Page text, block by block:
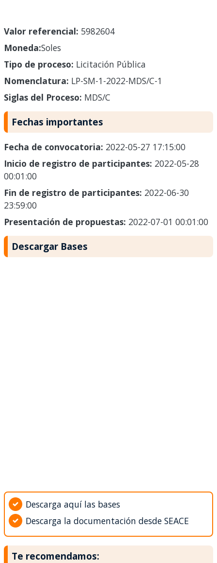
Valor referencial: 5982604
Moneda:Soles
Tipo de proceso: Licitación Pública
Nomenclatura: LP-SM-1-2022-MDS/C-1
Siglas del Proceso: MDS/C
Fechas importantes
Fecha de convocatoria: 2022-05-27 17:15:00
Inicio de registro de participantes: 2022-05-28
00:01:00
Fin de registro de participantes: 2022-06-30
23:59:00
Presentación de propuestas: 2022-07-01 00:01:00
Descargar Bases
Descarga aquí las bases
Descarga la documentación desde SEACE
Te recomendamos: